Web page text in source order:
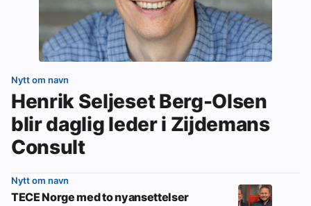
Nytt om navn
Henrik Seljeset Berg-Olsen
blir daglig leder i Zijdemans
Consult
Nytt om navn
TECE Norge med to nyansettelser